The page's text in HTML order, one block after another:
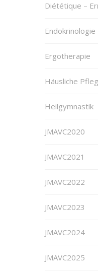
Diététique –
Endokrinologie
Ergotherapie
Häusliche
Heilgymnastik
JMAVC2020
JMAVC2021
JMAVC2022
JMAVC2023
JMAVC2024
JMAVC2025